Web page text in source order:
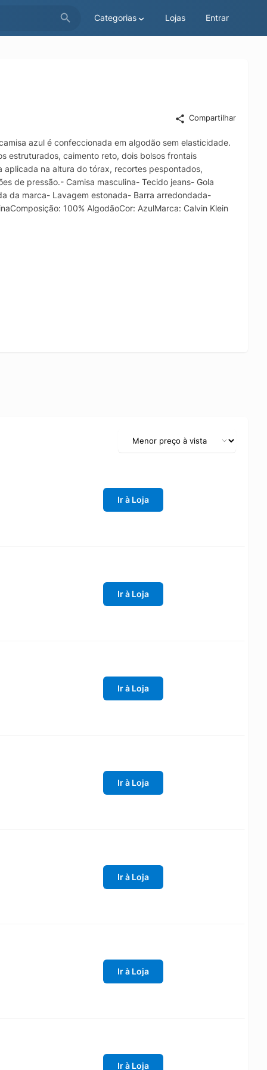
Categorias Lojas Entrar
Compartilhar
azul é confeccionada em algodão sem elasticidade.
estruturados, caimento reto, dois bolsos frontais
na altura do tórax, recortes pespontados,
de pressão.- Camisa masculina- Tecido jeans- Gola
da marca- Lavagem estonada- Barra arredondada-
100% AlgodãoCor: AzulMarca: Calvin Klein
Ir à Loja
Ir à Loja
Ir à Loja
Ir à Loja
Ir à Loja
Ir à Loja
Ir à Loja